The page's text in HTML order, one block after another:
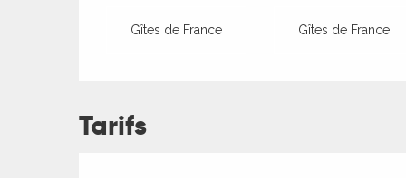
Gîtes de France Gîtes de France
Tarifs